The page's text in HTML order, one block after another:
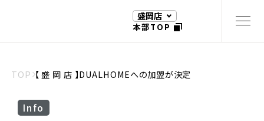
盛岡店
本部TOP
TOP 【 盛 岡 店 】DUALHOMEへの加盟が決定
Info